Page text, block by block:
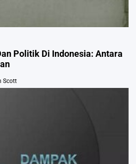
Politik Di Indonesia: Antara
Scott